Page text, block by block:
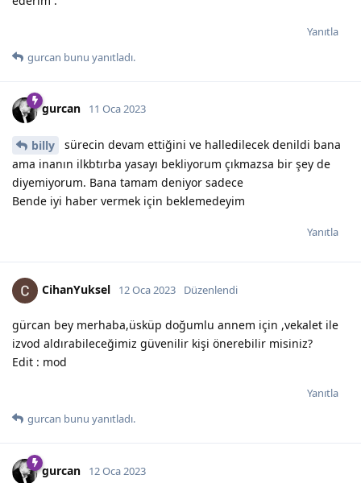
Yanıtla
gurcan bunu yanıtladı.
gurcan 11 Oca 2023
billy
sürecin devam ettiğini ve halledilecek denildi bana
ama inanın ilkbtırba yasayı bekliyorum çıkmazsa bir şey de
diyemiyorum. Bana tamam deniyor sadece
Bende iyi haber vermek için beklemedeyim
Yanıtla
CihanYuksel 12 Oca 2023 Düzenlendi
gürcan bey merhaba,üsküp doğumlu annem için ,vekalet ile
izvod aldırabileceğimiz güvenilir kişi önerebilir misiniz?
Edit : mod
Yanıtla
gurcan bunu yanıtladı.
gurcan 12 Oca 2023